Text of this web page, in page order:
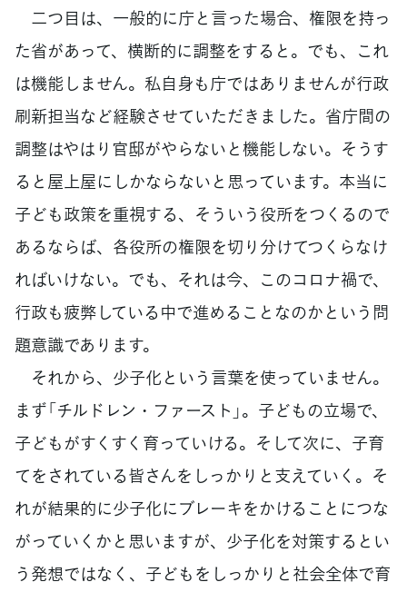
二つ目は、一般的に庁と言った場合、権限を持っ
た省があって、横断的に調整をすると。でも、これ
は機能しません。私自身も庁ではありませんが行政
刷新担当など経験させていただきました。省庁間の
調整はやはり官邸がやらないと機能しない。そうす
ると屋上屋にしかならないと思っています。本当に
子ども政策を重視する、そういう役所をつくるので
あるならば、各役所の権限を切り分けてつくらなけ
ればいけない。でも、それは今、このコロナ禍で、
行政も疲弊している中で進めることなのかという問
題意識であります。
それから、少子化という言葉を使っていません。
まず「チルドレン・ファースト」。子どもの立場で、
子どもがすくすく育っていける。そして次に、子育
てをされている皆さんをしっかりと支えていく。そ
れが結果的に少子化にブレーキをかけることにつな
がっていくかと思いますが、少子化を対策するとい
う発想ではなく、子どもをしっかりと社会全体で育